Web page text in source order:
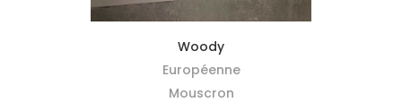
MIEUX ME CONNAÎTRE
Woody
Européenne
Mouscron